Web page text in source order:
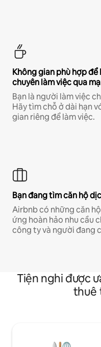
Không gian phù hợp
chuyên làm việc qua
Bạn là người làm việc
Hãy tìm chỗ ở dài hạn
gian riêng để làm việc.
Bạn đang tìm căn hộ
Airbnb có những căn
ứng hoàn hảo nhu cầu
công ty và người đang
Tiện nghi được
thuê